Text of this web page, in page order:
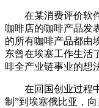
在某消费评价软件
咖啡店的咖啡产品发
的所有咖啡产品都由
东曾在埃塞工作生活
啡全产业链事业的想
在回国创业过程中
制”到埃塞俄比亚，